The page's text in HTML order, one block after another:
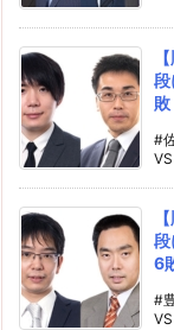
段
敗
#
段
6
#